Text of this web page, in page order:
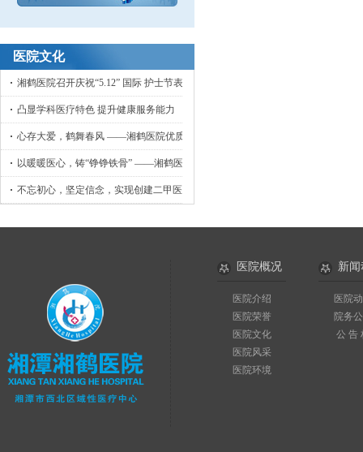
医院文化
湘鹤医院召开庆祝“5.12” 国际 护士节表彰大会
凸显学科医疗特色 提升健康服务能力
心存大爱，鹤舞春风 ——湘鹤医院优质护理工作侧记
以暖暖医心，铸“铮铮铁骨” ——湘鹤医院骨外科小记
不忘初心，坚定信念，实现创建二甲医院目标
医院概况
医院介绍
医院荣誉
医院文化
医院风采
医院环境
新
医院
院务
公 告